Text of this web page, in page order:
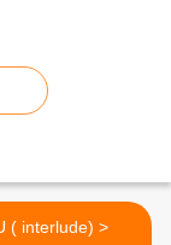
HIBOU ( interlude) >